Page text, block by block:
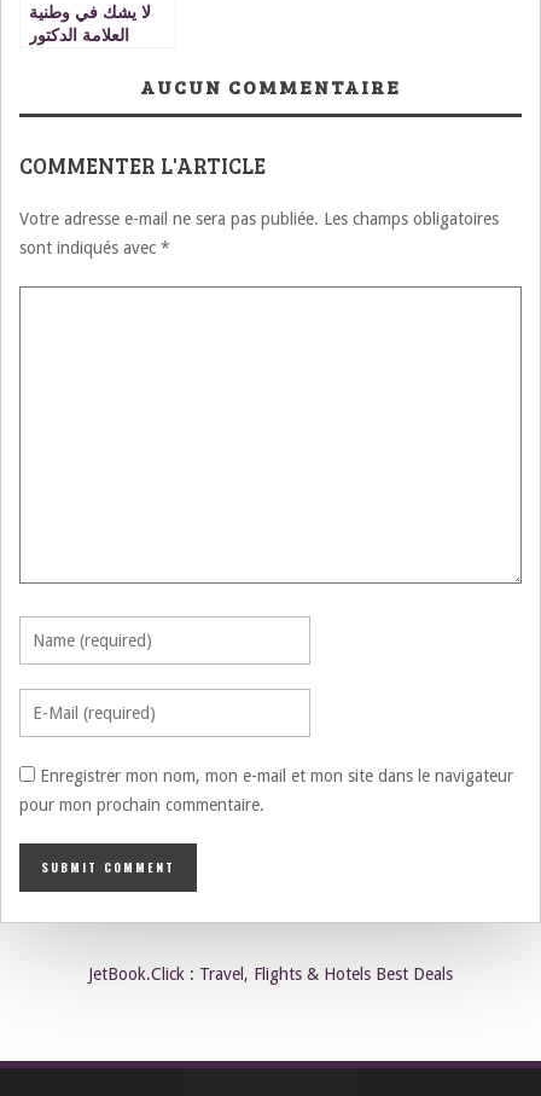
لا يشك في وطنية
العلامة الدكتور
قليل علم أو قليلAUCUN COMMENTAIRE
COMMENTER L'ARTICLE
Votre adresse e-mail ne sera pas publiée. Les champs obligatoires
sont indiqués avec *
Enregistrer mon nom, mon e-mail et mon site dans le navigateur
pour mon prochain commentaire.
JetBook.Click : Travel, Flights & Hotels Best Deals